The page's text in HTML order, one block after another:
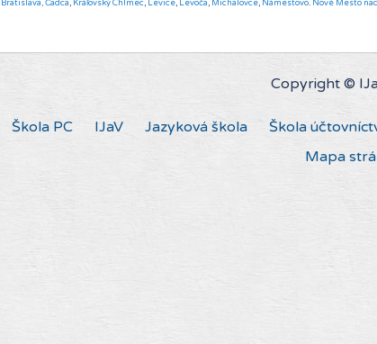
Bratislava,Čadca, Kráľovský Chlmec, Levice, Levoča, Michalovce, Námestovo. Nové Mesto
Copyright ©
Škola PC IJaV Jazyková škola Škola
Mapa